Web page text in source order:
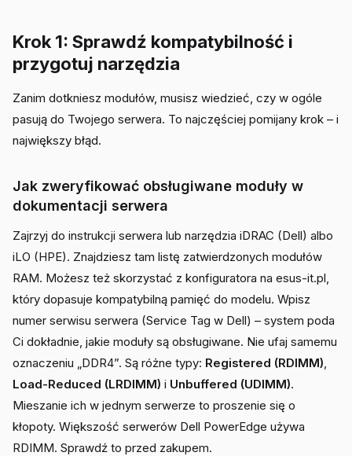
Krok 1: Sprawdź kompatybilność i
przygotuj narzędzia
Zanim dotkniesz modułów, musisz wiedzieć, czy w ogóle
pasują do Twojego serwera. To najczęściej pomijany krok – i
największy błąd.
Jak zweryfikować obsługiwane moduły w
dokumentacji serwera
Zajrzyj do instrukcji serwera lub narzędzia iDRAC (Dell) albo
iLO (HPE). Znajdziesz tam listę zatwierdzonych modułów
RAM. Możesz też skorzystać z konfiguratora na esus-it.pl,
który dopasuje kompatybilną pamięć do modelu. Wpisz
numer serwisu serwera (Service Tag w Dell) – system poda
Ci dokładnie, jakie moduły są obsługiwane. Nie ufaj samemu
oznaczeniu „DDR4”. Są różne typy: Registered (RDIMM),
Load-Reduced (LRDIMM) i Unbuffered (UDIMM).
Mieszanie ich w jednym serwerze to proszenie się o
kłopoty. Większość serwerów Dell PowerEdge używa
RDIMM. Sprawdź to przed zakupem.